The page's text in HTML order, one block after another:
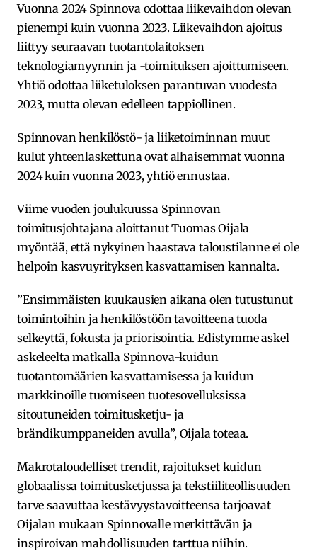
Vuonna 2024 Spinnova odottaa liikevaihdon olevan
pienempi kuin vuonna 2023. Liikevaihdon ajoitus
liittyy seuraavan tuotantolaitoksen
teknologiamyynnin ja -toimituksen ajoittumiseen.
Yhtiö odottaa liiketuloksen parantuvan vuodesta
2023, mutta olevan edelleen tappiollinen.
Spinnovan henkilöstö- ja liiketoiminnan muut
kulut yhteenlaskettuna ovat alhaisemmat vuonna
2024 kuin vuonna 2023, yhtiö ennustaa.
Viime vuoden joulukuussa Spinnovan
toimitusjohtajana aloittanut Tuomas Oijala
myöntää, että nykyinen haastava taloustilanne ei ole
helpoin kasvuyrityksen kasvattamisen kannalta.
”Ensimmäisten kuukausien aikana olen tutustunut
toimintoihin ja henkilöstöön tavoitteena tuoda
selkeyttä, fokusta ja priorisointia. Edistymme askel
askeleelta matkalla Spinnova-kuidun
tuotantomäärien kasvattamisessa ja kuidun
markkinoille tuomiseen tuotesovelluksissa
sitoutuneiden toimitusketju- ja
brändikumppaneiden avulla”, Oijala toteaa.
Makrotaloudelliset trendit, rajoitukset kuidun
globaalissa toimitusketjussa ja tekstiiliteollisuuden
tarve saavuttaa kestävyystavoitteensa tarjoavat
Oijalan mukaan Spinnovalle merkittävän ja
inspiroivan mahdollisuuden tarttua niihin.